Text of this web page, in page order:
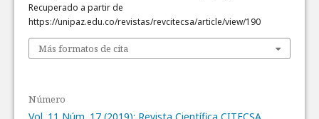
Recuperado a partir de
https://unipaz.edu.co/revistas/revcitecsa/article/view/190
Más formatos de cita
Número
Vol. 11 Núm. 17 (2019): Revista Científica CITECSA